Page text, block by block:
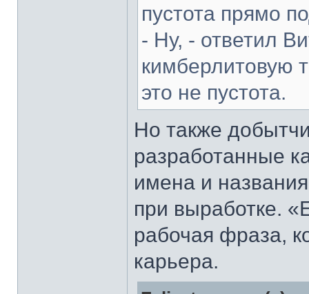
пустота прямо
- Ну, - ответил
кимберлитовую
это не пустота.
Но также
разработанные
имена и
при выработке.
рабочая фраза,
карьера.